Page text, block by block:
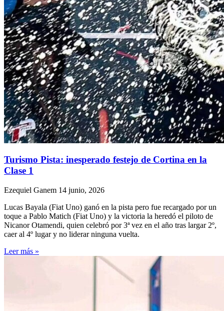
Turismo Pista: inesperado festejo de Cortina en la
Clase 1
Ezequiel Ganem 14 junio, 2026
Lucas Bayala (Fiat Uno) ganó en la pista pero fue recargado por un
toque a Pablo Matich (Fiat Uno) y la victoria la heredó el piloto de
Nicanor Otamendi, quien celebró por 3ª vez en el año tras largar 2º,
caer al 4º lugar y no liderar ninguna vuelta.
Leer más »